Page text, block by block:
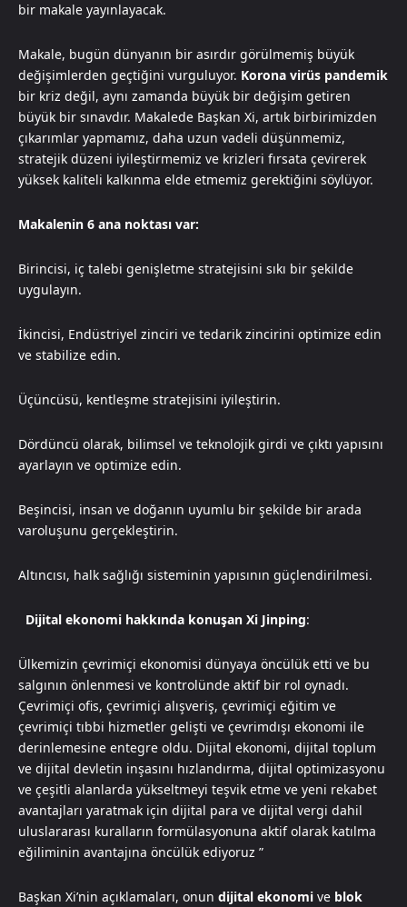
bir makale yayınlayacak.
Makale, bugün dünyanın bir asırdır görülmemiş büyük
değişimlerden geçtiğini vurguluyor. Korona virüs pandemik
bir kriz değil, aynı zamanda büyük bir değişim getiren
büyük bir sınavdır. Makalede Başkan Xi, artık birbirimizden
çıkarımlar yapmamız, daha uzun vadeli düşünmemiz,
stratejik düzeni iyileştirmemiz ve krizleri fırsata çevirerek
yüksek kaliteli kalkınma elde etmemiz gerektiğini söylüyor.
Makalenin 6 ana noktası var:
Birincisi, iç talebi genişletme stratejisini sıkı bir şekilde
uygulayın.
İkincisi, Endüstriyel zinciri ve tedarik zincirini optimize edin
ve stabilize edin.
Üçüncüsü, kentleşme stratejisini iyileştirin.
Dördüncü olarak, bilimsel ve teknolojik girdi ve çıktı yapısını
ayarlayın ve optimize edin.
Beşincisi, insan ve doğanın uyumlu bir şekilde bir arada
varoluşunu gerçekleştirin.
Altıncısı, halk sağlığı sisteminin yapısının güçlendirilmesi.
Dijital ekonomi hakkında konuşan Xi Jinping:
Ülkemizin çevrimiçi ekonomisi dünyaya öncülük etti ve bu
salgının önlenmesi ve kontrolünde aktif bir rol oynadı.
Çevrimiçi ofis, çevrimiçi alışveriş, çevrimiçi eğitim ve
çevrimiçi tıbbi hizmetler gelişti ve çevrimdışı ekonomi ile
derinlemesine entegre oldu. Dijital ekonomi, dijital toplum
ve dijital devletin inşasını hızlandırma, dijital optimizasyonu
ve çeşitli alanlarda yükseltmeyi teşvik etme ve yeni rekabet
avantajları yaratmak için dijital para ve dijital vergi dahil
uluslararası kuralların formülasyonuna aktif olarak katılma
eğiliminin avantajına öncülük ediyoruz ”
Başkan Xi’nin açıklamaları, onun dijital ekonomi ve blok